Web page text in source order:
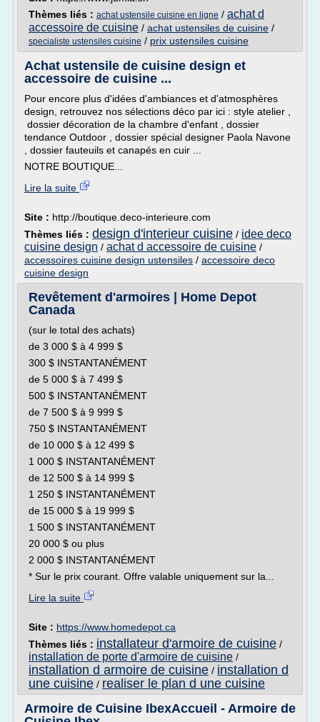
Thèmes liés : achat ustensile cuisine en ligne / achat d
accessoire de cuisine / achat ustensiles de cuisine /
specialiste ustensiles cuisine / prix ustensiles cuisine
Achat ustensile de cuisine design et
accessoire de cuisine ...
Pour encore plus d'idées d'ambiances et d'atmosphères
design, retrouvez nos sélections déco par ici : style atelier ,
dossier décoration de la chambre d'enfant , dossier
tendance Outdoor , dossier spécial designer Paola Navone
, dossier fauteuils et canapés en cuir ...
NOTRE BOUTIQUE...
Lire la suite
Site : http://boutique.deco-interieure.com
Thèmes liés : design d'interieur cuisine / idee deco
cuisine design / achat d accessoire de cuisine /
accessoires cuisine design ustensiles / accessoire deco
cuisine design
Revêtement d'armoires | Home Depot
Canada
(sur le total des achats)
de 3 000 $ à 4 999 $
300 $ INSTANTANÉMENT
de 5 000 $ à 7 499 $
500 $ INSTANTANÉMENT
de 7 500 $ à 9 999 $
750 $ INSTANTANÉMENT
de 10 000 $ à 12 499 $
1 000 $ INSTANTANÉMENT
de 12 500 $ à 14 999 $
1 250 $ INSTANTANÉMENT
de 15 000 $ à 19 999 $
1 500 $ INSTANTANÉMENT
20 000 $ ou plus
2 000 $ INSTANTANÉMENT
* Sur le prix courant. Offre valable uniquement sur la...
Lire la suite
Site : https://www.homedepot.ca
Thèmes liés : installateur d'armoire de cuisine /
installation de porte d'armoire de cuisine /
installation d armoire de cuisine / installation d
une cuisine / realiser le plan d une cuisine
Armoire de Cuisine IbexAccueil - Armoire de